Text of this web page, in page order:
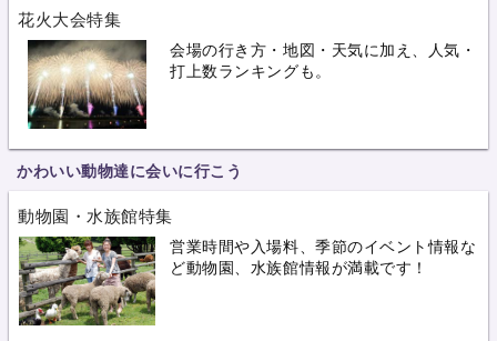
花火大会特集
会場の行き方・地図・天気に加え、人気・
打上数ランキングも。
かわいい動物達に会いに行こう
動物園・水族館特集
営業時間や入場料、季節のイベント情報な
ど動物園、水族館情報が満載です！